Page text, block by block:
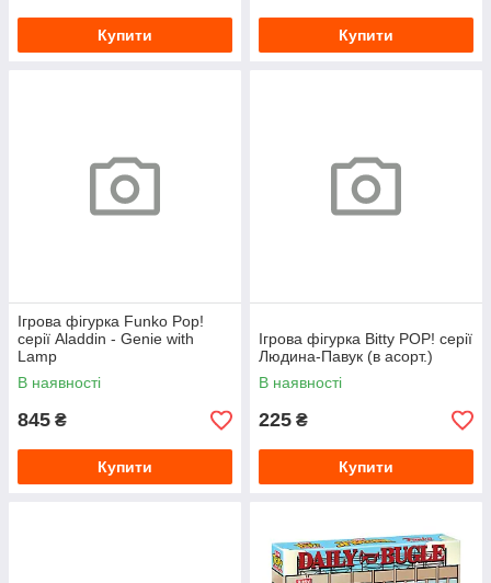
Купити Купити
Ігрова фігурка Funko Pop!
серії Aladdin - Genie with
Lamp
В наявності
845 ₴
Купити
Ігрова фігурка Bitty POP! серії
Людина-Павук (в асорт.)
В наявності
225 ₴
Купити